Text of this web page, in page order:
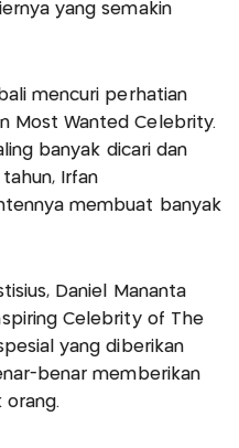
yang semakin
mencuri perhatian
Most Wanted Celebrity.
banyak dicari dan
Irfan
membuat banyak
Daniel Mananta
Celebrity of The
yang diberikan
benar memberikan